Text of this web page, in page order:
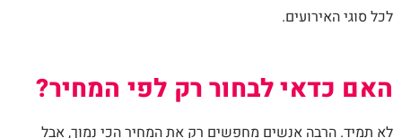
לכל סוגי האירועים.
האם כדאי לבחור רק לפי המחיר?
לא תמיד. הרבה אנשים מחפשים רק את המחיר הכי נמוך, אבל